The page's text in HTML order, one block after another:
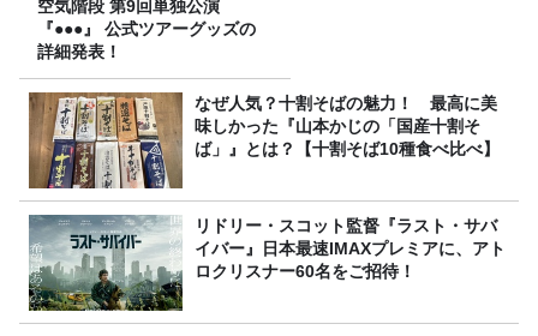
空気階段 第9回単独公演
『●●●』 公式ツアーグッズの
詳細発表！
なぜ人気？十割そばの魅力！ 最高に美
味しかった『山本かじの「国産十割そ
ば」』とは？【十割そば10種食べ比べ】
リドリー・スコット監督『ラスト・サバ
イバー』日本最速IMAXプレミアに、アト
ロクリスナー60名をご招待！